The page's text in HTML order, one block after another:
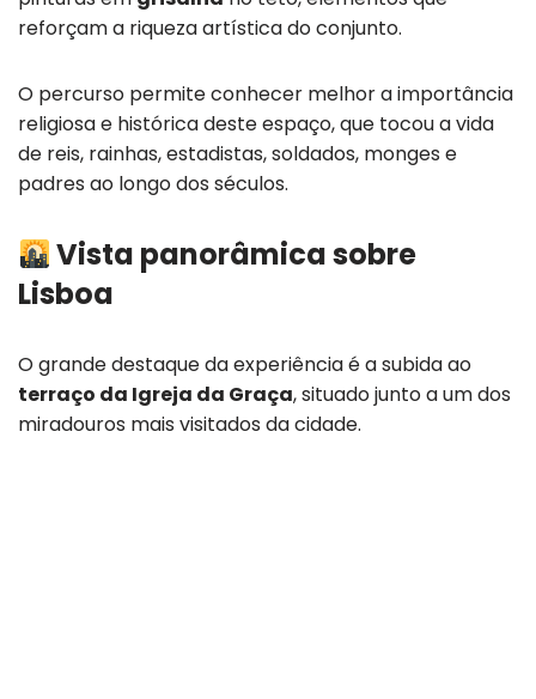
reforçam a riqueza artística do conjunto.
O percurso permite conhecer melhor a importância
religiosa e histórica deste espaço, que tocou a vida
de reis, rainhas, estadistas, soldados, monges e
padres ao longo dos séculos.
Vista panorâmica sobre
Lisboa
O grande destaque da experiência é a subida ao
terraço da Igreja da Graça, situado junto a um dos
miradouros mais visitados da cidade.